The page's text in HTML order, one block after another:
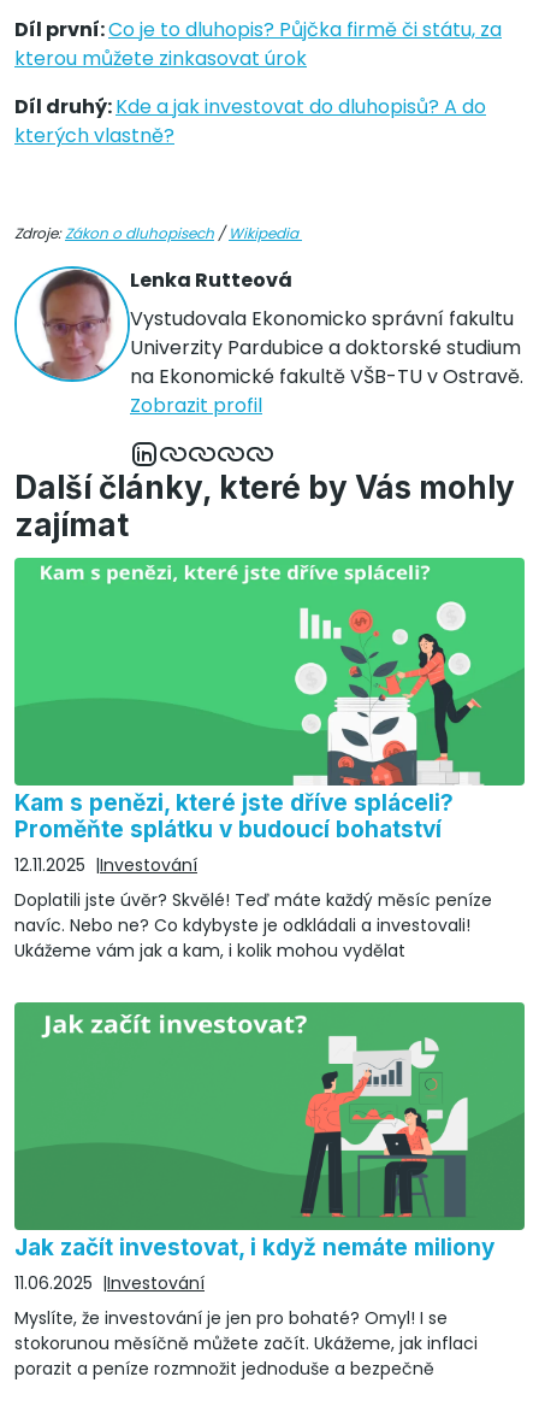
Díl první:Co je to dluhopis? Půjčka firmě či státu, za
kterou můžete zinkasovat úrok
Díl druhý:Kde a jak investovat do dluhopisů? A do
kterých vlastně?
Zdroje:Zákon o dluhopisech /Wikipedia
Lenka Rutteová
Vystudovala Ekonomicko správní fakultu
Univerzity Pardubice a doktorské studium
na Ekonomické fakultě VŠB-TU v Ostravě.
Zobrazit profil
Další články, které by Vás mohly
zajímat
Kam s penězi, které jste dříve spláceli?
Proměňte splátku v budoucí bohatství
12.11.2025
Investování
Doplatili jste úvěr? Skvělé! Teď máte každý měsíc peníze
navíc. Nebo ne? Co kdybyste je odkládali a investovali!
Ukážeme vám jak a kam, i kolik mohou vydělat
Jak začít investovat, i když nemáte miliony
11.06.2025
Investování
Myslíte, že investování je jen pro bohaté? Omyl! I se
stokorunou měsíčně můžete začít. Ukážeme, jak inflaci
porazit a peníze rozmnožit jednoduše a bezpečně